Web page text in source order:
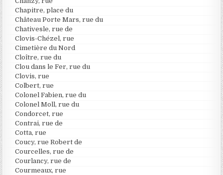
Chapitre, place du
Château Porte Mars, rue du
Chativesle, rue de
Clovis-Chézel, rue
Cimetière du Nord
Cloître, rue du
Clou dans le Fer, rue du
Clovis, rue
Colbert, rue
Colonel Fabien, rue du
Colonel Moll, rue du
Condorcet, rue
Contrai, rue de
Cotta, rue
Coucy, rue Robert de
Courcelles, rue de
Courlancy, rue de
Courmeaux, rue